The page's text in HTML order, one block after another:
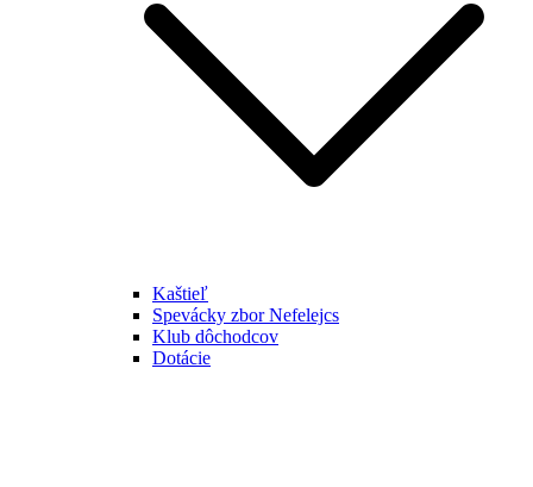
Kaštieľ
Spevácky zbor Nefelejcs
Klub dôchodcov
Dotácie